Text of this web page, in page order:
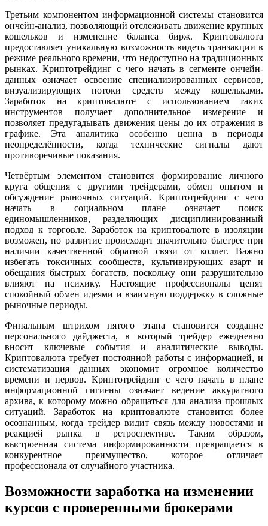
Третьим компонентом информационной системы становится
ончейн-анализ, позволяющий отслеживать движение крупных
кошельков и изменение баланса бирж. Криптовалюта
предоставляет уникальную возможность видеть транзакции в
режиме реального времени, что недоступно на традиционных
рынках. Криптотрейдинг с чего начать в сегменте ончейн-
данных означает освоение специализированных сервисов,
визуализирующих потоки средств между кошельками.
Заработок на криптовалюте с использованием таких
инструментов получает дополнительное измерение и
позволяет предугадывать движения цены до их отражения в
графике. Эта аналитика особенно ценна в периоды
неопределённости, когда технические сигналы дают
противоречивые показания.
Четвёртым элементом становится формирование личного
круга общения с другими трейдерами, обмен опытом и
обсуждение рыночных ситуаций. Криптотрейдинг с чего
начать в социальном плане означает поиск
единомышленников, разделяющих дисциплинированный
подход к торговле. Заработок на криптовалюте в изоляции
возможен, но развитие происходит значительно быстрее при
наличии качественной обратной связи от коллег. Важно
избегать токсичных сообществ, культивирующих азарт и
обещания быстрых богатств, поскольку они разрушительно
влияют на психику. Настоящие профессионалы ценят
спокойный обмен идеями и взаимную поддержку в сложные
рыночные периоды.
Финальным штрихом пятого этапа становится создание
персонального дайджеста, в который трейдер ежедневно
вносит ключевые события и аналитические выводы.
Криптовалюта требует постоянной работы с информацией, и
систематизация данных экономит огромное количество
времени и нервов. Криптотрейдинг с чего начать в плане
информационной гигиены означает ведение аккуратного
архива, к которому можно обращаться для анализа прошлых
ситуаций. Заработок на криптовалюте становится более
осознанным, когда трейдер видит связь между новостями и
реакцией рынка в ретроспективе. Таким образом,
выстроенная система информированности превращается в
конкурентное преимущество, которое отличает
профессионала от случайного участника.
Возможности заработка на изменении
курсов с проверенными брокерами